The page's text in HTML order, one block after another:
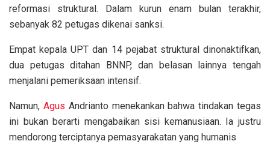
reformasi struktural. Dalam kurun enam bulan terakhir,
sebanyak 82 petugas dikenai sanksi.
Empat kepala UPT dan 14 pejabat struktural dinonaktifkan,
dua petugas ditahan BNNP, dan belasan lainnya tengah
menjalani pemeriksaan intensif.
Namun, Agus Andrianto menekankan bahwa tindakan tegas
ini bukan berarti mengabaikan sisi kemanusiaan. Ia justru
mendorong terciptanya pemasyarakatan yang humanis